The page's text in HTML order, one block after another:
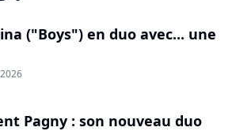
("Boys") en duo avec... une
Pagny : son nouveau duo